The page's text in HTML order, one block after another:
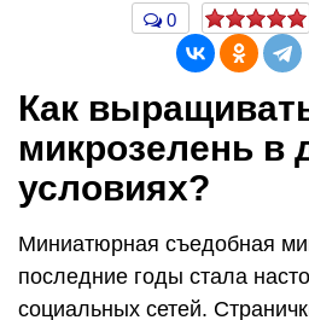
0
Как
микрозелень в
условиях?
Миниатюрная съедобная
последние годы стала
социальных сетей.